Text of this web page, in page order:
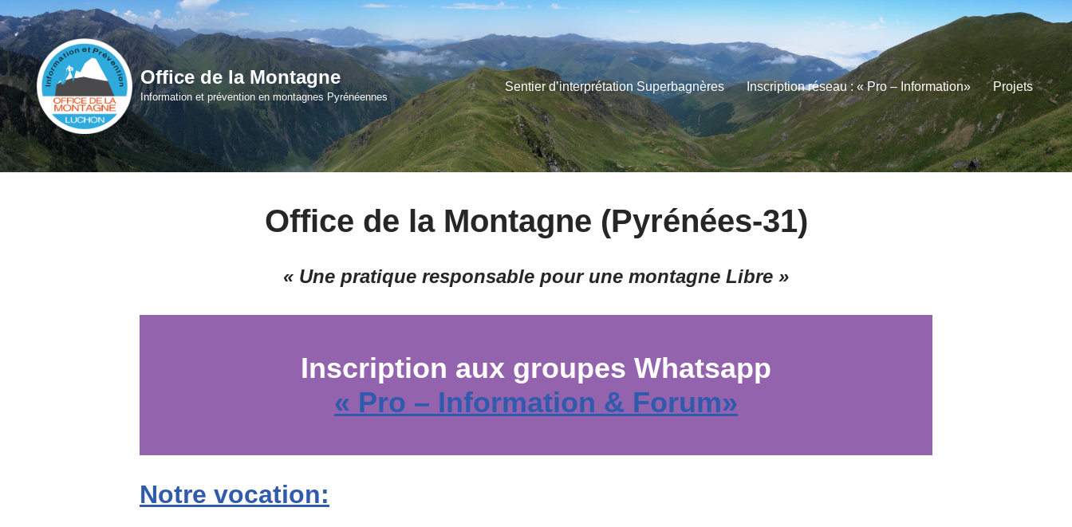
Aller
au
contenu
Office de la Montagne
Information et prévention en montagnes Pyrénéennes
Sentier d’interprétation Superbagnères Inscription réseau : « Pro – Information» Projets
Office de la Montagne (Pyrénées-31)
« Une pratique responsable pour une montagne Libre »
Inscription aux groupes Whatsapp
« Pro – Information & Forum»
Notre vocation: